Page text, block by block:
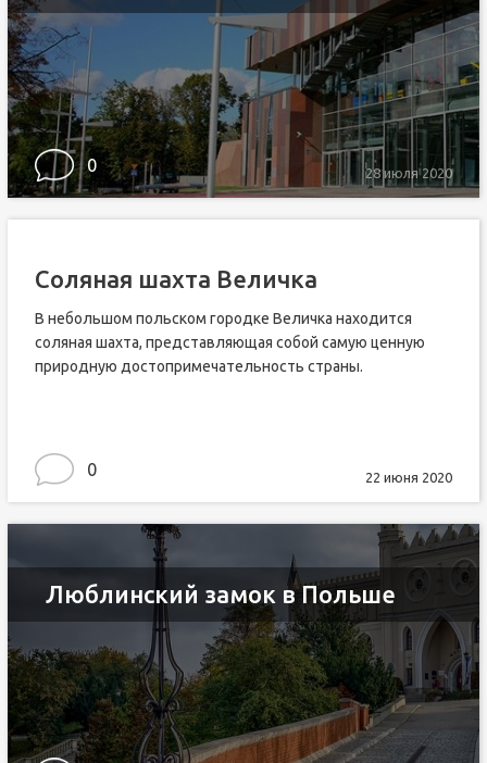
0 28 июля 2020
Соляная шахта Величка
В небольшом польском городке Величка находится
соляная шахта, представляющая собой самую ценную
природную достопримечательность страны.
0 22 июня 2020
Люблинский замок в Польше